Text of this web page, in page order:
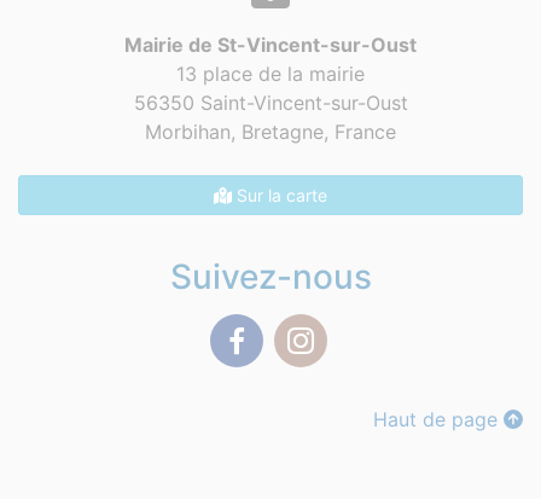
Mairie de St-Vincent-sur-Oust
13 place de la mairie
56350 Saint-Vincent-sur-Oust
Morbihan, Bretagne, France
Sur la carte
Suivez-nous
Haut de page